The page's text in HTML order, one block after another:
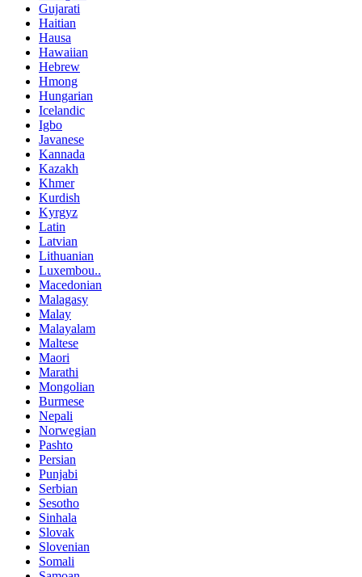
Gujarati
Haitian
Hausa
Hawaiian
Hebrew
Hmong
Hungarian
Icelandic
Igbo
Javanese
Kannada
Kazakh
Khmer
Kurdish
Kyrgyz
Latin
Latvian
Lithuanian
Luxembou..
Macedonian
Malagasy
Malay
Malayalam
Maltese
Maori
Marathi
Mongolian
Burmese
Nepali
Norwegian
Pashto
Persian
Punjabi
Serbian
Sesotho
Sinhala
Slovak
Slovenian
Somali